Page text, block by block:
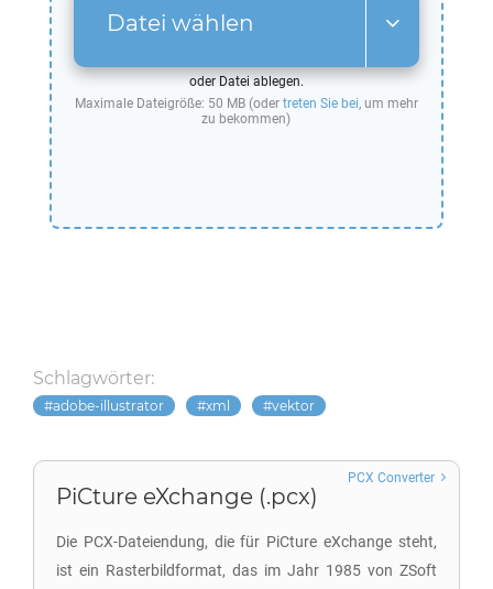
Datei wählen
oder Datei ablegen.
Maximale Dateigröße: 50 MB (oder treten Sie bei, um mehr
zu bekommen)
Schlagwörter:
adobe-illustrator xml vektor
PiCture eXchange (.pcx)
Die PCX-Dateiendung, die für PiCture eXchange steht,
ist ein Rasterbildformat, das im Jahr 1985 von ZSoft
PCX Converter